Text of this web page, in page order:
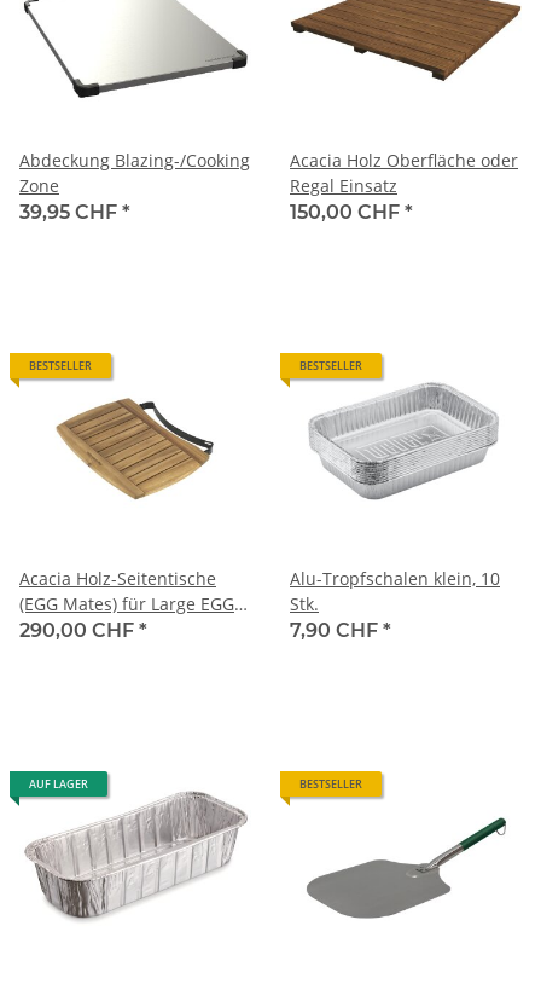
Abdeckung Blazing-/Cooking
Zone
39,95 CHF *
Acacia Holz Oberfläche oder
Regal Einsatz
150,00 CHF *
BESTSELLER
Acacia Holz-Seitentische
(EGG Mates) für Large EGG
(klappbar)
290,00 CHF *
BESTSELLER
Alu-Tropfschalen klein, 10
Stk.
7,90 CHF *
AUF LAGER BESTSELLER